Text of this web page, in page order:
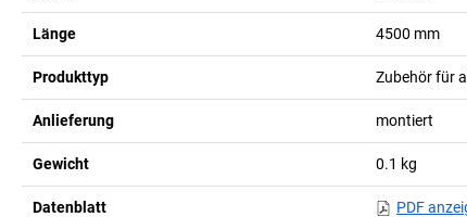
Länge 4500 mm
Produkttyp Zubehör für
Anlieferung montiert
Gewicht 0.1 kg
Datenblatt PDF